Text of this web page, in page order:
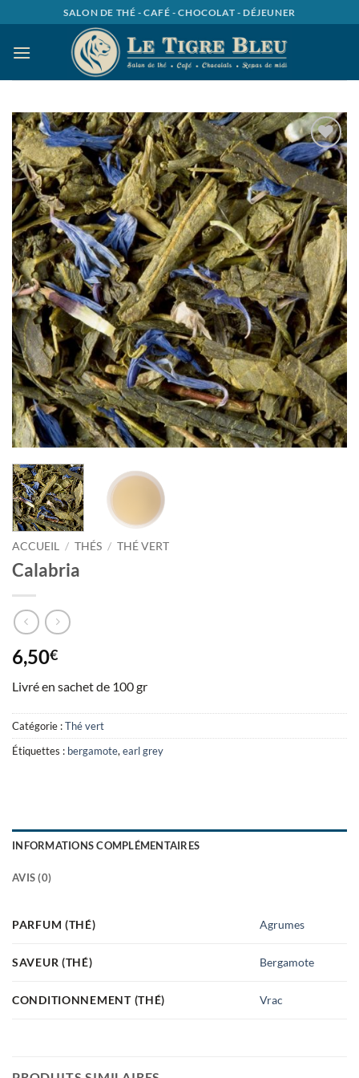
au
contenu
SALON DE THÉ - CAFÉ - CHOCOLAT - DÉJEUNER
Ajouter
à la
wishlist
ACCUEIL / THÉS / THÉ VERT
Calabria
6,50€
Livré en sachet de 100 gr
Catégorie :Thé vert
Étiquettes : bergamote,earl grey
INFORMATIONS COMPLÉMENTAIRES
AVIS (0)
PARFUM (THÉ) Agrumes
SAVEUR (THÉ) Bergamote
CONDITIONNEMENT (THÉ) Vrac